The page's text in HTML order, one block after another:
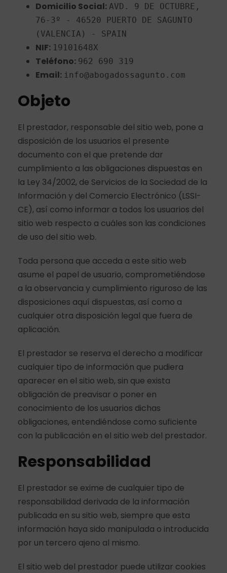
Domicilio Social: AVD. 9 DE OCTUBRE,
76-3º - 46520 PUERTO DE SAGUNTO
(VALENCIA) - SPAIN
NIF: 19101648X
Teléfono: 962 690 319
Email: info@abogadossagunto.com
Objeto
El prestador, responsable del sitio web, pone a
disposición de los usuarios el presente
documento con el que pretende dar
cumplimiento a las obligaciones dispuestas en
la Ley 34/2002, de Servicios de la Sociedad de la
Información y del Comercio Electrónico (LSSI-
CE), así como informar a todos los usuarios del
sitio web respecto a cuáles son las condiciones
de uso del sitio web.
Toda persona que acceda a este sitio web
asume el papel de usuario, comprometiéndose
a la observancia y cumplimiento riguroso de las
disposiciones aquí dispuestas, así como a
cualquier otra disposición legal que fuera de
aplicación.
El prestador se reserva el derecho a modificar
cualquier tipo de información que pudiera
aparecer en el sitio web, sin que exista
obligación de preavisar o poner en
conocimiento de los usuarios dichas
obligaciones, entendiéndose como suficiente
con la publicación en el sitio web del prestador.
Responsabilidad
El prestador se exime de cualquier tipo de
responsabilidad derivada de la información
publicada en su sitio web, siempre que esta
información haya sido manipulada o introducida
por un tercero ajeno al mismo.
El sitio web del prestador puede utilizar cookies